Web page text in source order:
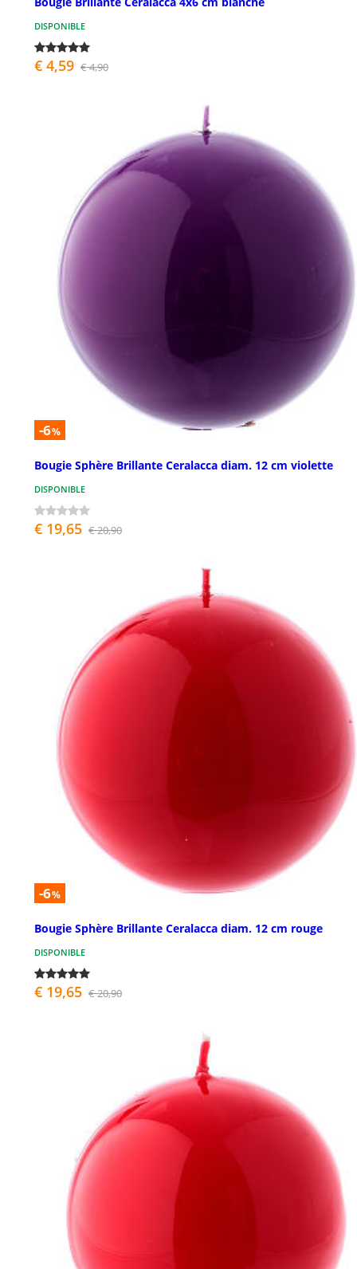
DISPONIBLE
€ 4,59 € 4,90
-6%
Bougie Sphère Brillante Ceralacca diam. 12 cm violette
DISPONIBLE
€ 19,65 € 20,90
-6%
Bougie Sphère Brillante Ceralacca diam. 12 cm rouge
DISPONIBLE
€ 19,65 € 20,90